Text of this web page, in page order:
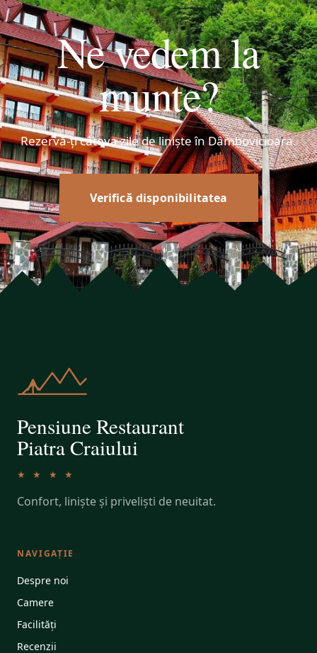
Ne vedem la
munte?
Rezervă-ți câteva zile de liniște în Dâmbovicioara.
Verifică disponibilitatea
Pensiune Restaurant
Piatra Craiului
★ ★ ★ ★
Confort, liniște și priveliști de neuitat.
NAVIGAȚIE
Despre noi
Camere
Facilități
Recenzii